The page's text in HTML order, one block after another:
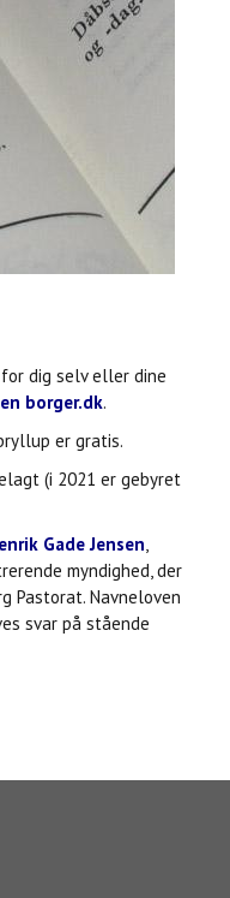
dig selv eller dine
borger.dk.
er gratis.
(i 2021 er gebyret
Gade Jensen,
myndighed, der
Pastorat. Navneloven
svar på stående